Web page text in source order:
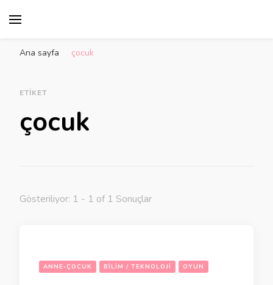
Ana sayfa çocuk
ETIKET
çocuk
Gösteriliyor: 1 - 1 of 1 Sonuçlar
ANNE-ÇOCUK BILIM / TEKNOLOJI OYUN